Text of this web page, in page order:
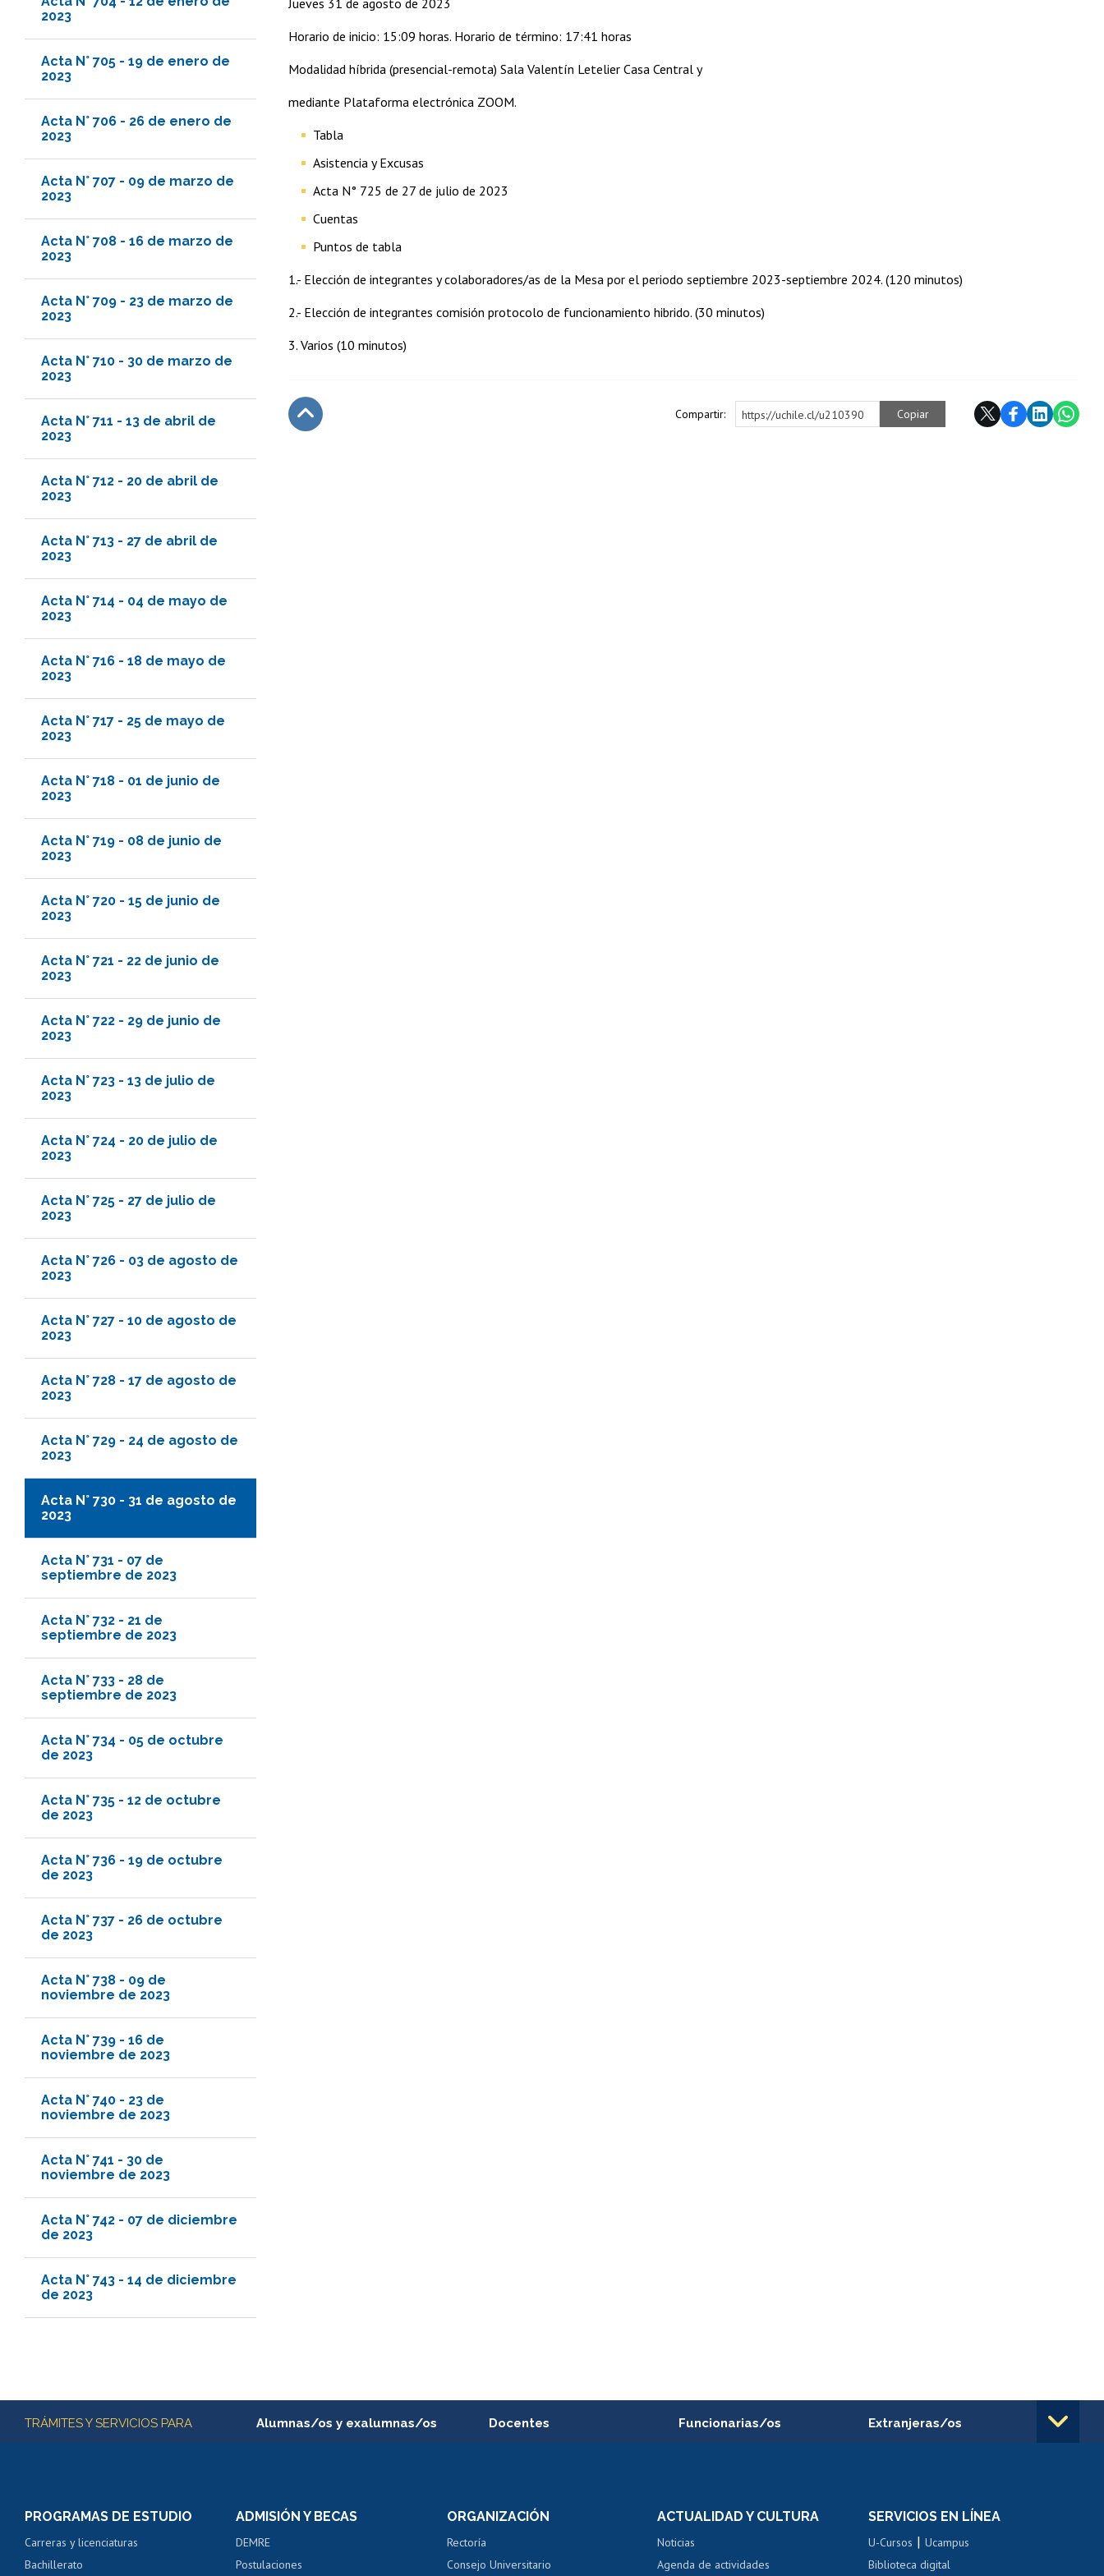
2023
Acta N° 705 - 19 de enero de
2023
Acta N° 706 - 26 de enero de
2023
Acta N° 707 - 09 de marzo de
2023
Acta N° 708 - 16 de marzo de
2023
Acta N° 709 - 23 de marzo de
2023
Acta N° 710 - 30 de marzo de
2023
Acta N° 711 - 13 de abril de
2023
Acta N° 712 - 20 de abril de
2023
Acta N° 713 - 27 de abril de
2023
Acta N° 714 - 04 de mayo de
2023
Acta N° 716 - 18 de mayo de
2023
Acta N° 717 - 25 de mayo de
2023
Acta N° 718 - 01 de junio de
2023
Acta N° 719 - 08 de junio de
2023
Acta N° 720 - 15 de junio de
2023
Acta N° 721 - 22 de junio de
2023
Acta N° 722 - 29 de junio de
2023
Acta N° 723 - 13 de julio de
2023
Acta N° 724 - 20 de julio de
2023
Acta N° 725 - 27 de julio de
2023
Acta N° 726 - 03 de agosto de
2023
Acta N° 727 - 10 de agosto de
2023
Acta N° 728 - 17 de agosto de
2023
Acta N° 729 - 24 de agosto de
2023
Acta N° 730 - 31 de agosto de
2023
Acta N° 731 - 07 de
septiembre de 2023
Acta N° 732 - 21 de
septiembre de 2023
Acta N° 733 - 28 de
septiembre de 2023
Acta N° 734 - 05 de octubre
de 2023
Acta N° 735 - 12 de octubre
de 2023
Acta N° 736 - 19 de octubre
de 2023
Acta N° 737 - 26 de octubre
de 2023
Acta N° 738 - 09 de
noviembre de 2023
Acta N° 739 - 16 de
noviembre de 2023
Acta N° 740 - 23 de
noviembre de 2023
Acta N° 741 - 30 de
noviembre de 2023
Acta N° 742 - 07 de diciembre
de 2023
Acta N° 743 - 14 de diciembre
de 2023
Horario de inicio: 15:09 horas. Horario de término: 17:41 horas
Modalidad híbrida (presencial-remota) Sala Valentín Letelier Casa Central y
mediante Plataforma electrónica ZOOM.
Tabla
Asistencia y Excusas
Acta N° 725 de 27 de julio de 2023
Cuentas
Puntos de tabla
1.- Elección de integrantes y colaboradores/as de la Mesa por el periodo septiembre 2023-septiembre 2024. (120 minutos)
2.- Elección de integrantes comisión protocolo de funcionamiento hibrido. (30 minutos)
3. Varios (10 minutos)
Compartir: https://uchile.cl/u210390 Copiar
Más información
TRÁMITES Y SERVICIOS PARA Alumnas/os y exalumnas/os
Servicio médico y dental
Docentes
Perfeccionamiento
Evaluación docente
Funcionarias/os
Portal de movilidad interna
Certificado de renta
Certificado de renta
Extranjeras/os
Cursos de español
PROGRAMAS DE ESTUDIO
Carreras y licenciaturas
Bachillerato
ADMISIÓN Y BECAS
DEMRE
Postulaciones
ORGANIZACIÓN
Rectoría
Consejo Universitario
ACTUALIDAD Y CULTURA
Noticias
Agenda de actividades
SERVICIOS EN LÍNEA
U-Cursos |Ucampus
Biblioteca digital